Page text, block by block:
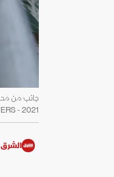
2021 - REUTERS
الشرق